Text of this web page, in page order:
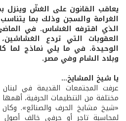
يعاقب القانون على الغشّ وينزل
الغرامة والسجن وذلك بما
الذي اقترفه الغشاس. في
العقوبات التي تردع
الوحيدة. في ما يلي نماذج لما
وبلاد الشام وفي مصر.
يا شيخ المشايخ...
عرفت المجتمعات القديمة في
مختلفة من التنظيمات الحرفية،
«شيخ مشايخ الحرف والصنائع».
لمحاسبة تاجر أو حرفي خالف أصول